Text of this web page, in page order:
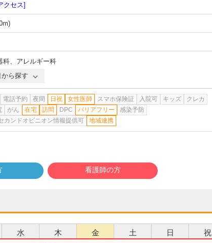
クセス]
)
科、 アレルギー科
ら探す
電話予約 夜間 日祝 女性医師 スマホ保険証 入院可 キッズ
クレカ
がん 在宅 訪問 DPC バリアフリー
感染予防
カンドオピニオン情報提供可 地域連携
看護師の方
水 木 金 土 日 祝